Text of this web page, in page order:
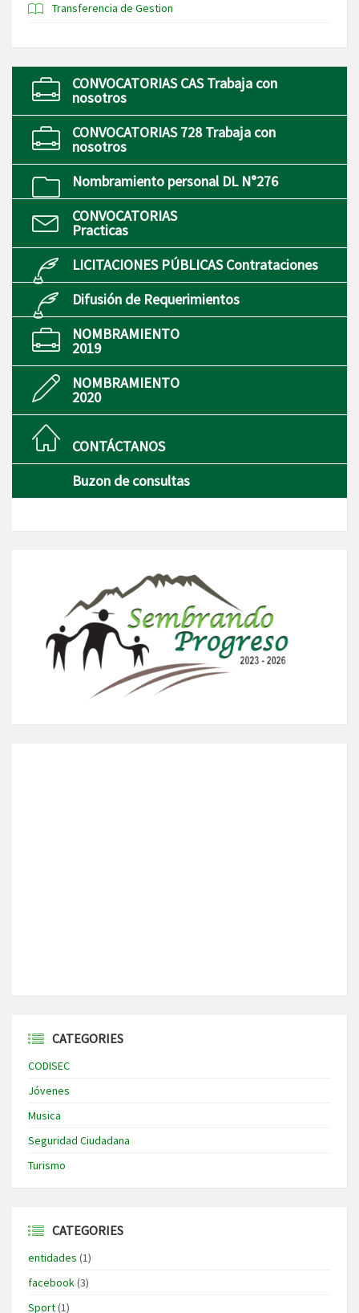
Transferencia de Gestion
CONVOCATORIAS CAS Trabaja con
nosotros
CONVOCATORIAS 728 Trabaja con
nosotros
Nombramiento personal DL N°276
CONVOCATORIAS
Practicas
LICITACIONES PÚBLICAS Contrataciones
Difusión de Requerimientos
NOMBRAMIENTO
2019
NOMBRAMIENTO
2020
CONTÁCTANOS
Buzon de consultas
CATEGORIES
CODISEC
Jóvenes
Musica
Seguridad Ciudadana
Turismo
CATEGORIES
entidades (1)
facebook(3)
Sport(1)